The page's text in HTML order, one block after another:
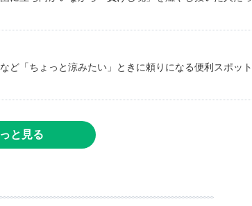
ど「ちょっと涼みたい」ときに頼りになる便利スポット
と見る